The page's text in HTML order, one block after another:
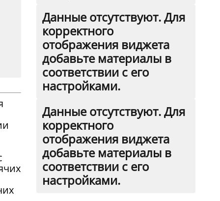
Данные отсутствуют. Для
корректного
отображения виджета
добавьте материалы в
соответствии с его
настройками.
Данные отсутствуют. Для
корректного
отображения виджета
добавьте материалы в
соответствии с его
настройками.